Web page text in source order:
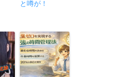
と噂が！